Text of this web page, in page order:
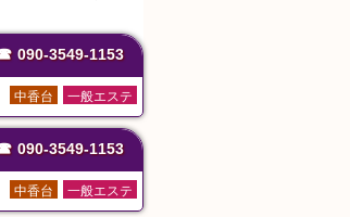
090-3549-1153
一般エステ
中香台
090-3549-1153
一般エステ
中香台